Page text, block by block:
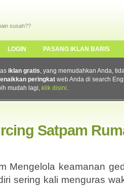
susah??
LOGIN PASANG IKLAN BARIS
iklan gratis, yang memudahkan Anda,
peringkat web Anda di search
mudah lagi, klik disini.
Satpam
Mengelola keamanan
sering kali menguras